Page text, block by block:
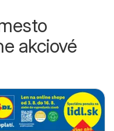
akciové